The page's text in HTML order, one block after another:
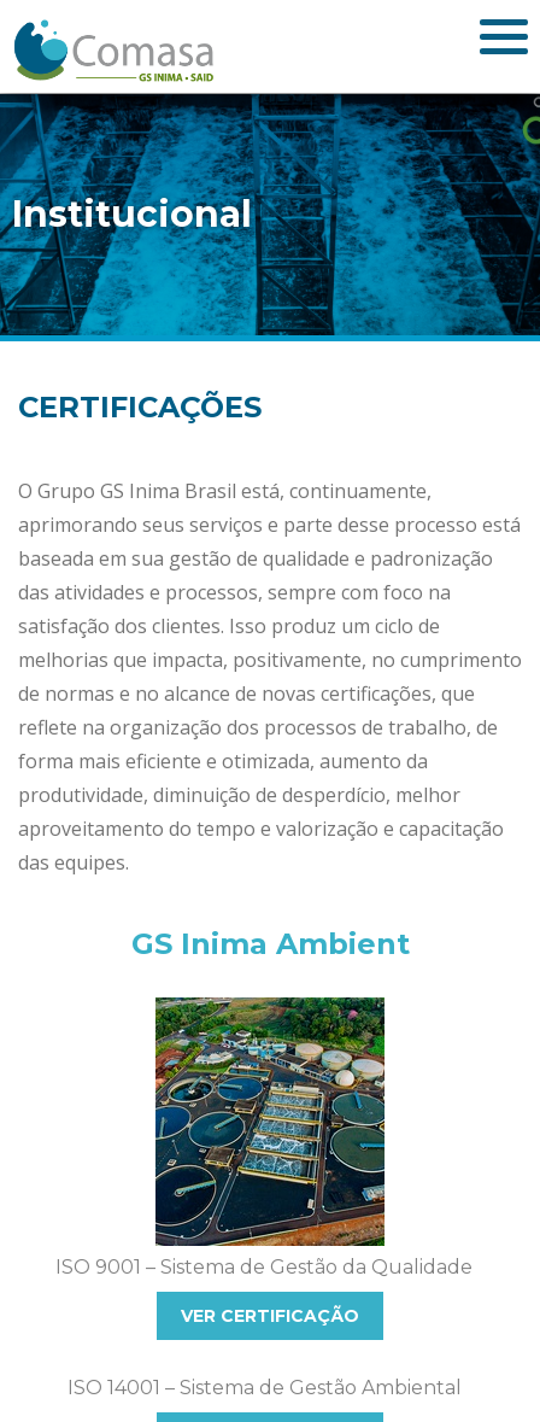
Institucional
CERTIFICAÇÕES
O Grupo GS Inima Brasil está, continuamente,
aprimorando seus serviços e parte desse processo está
baseada em sua gestão de qualidade e padronização
das atividades e processos, sempre com foco na
satisfação dos clientes. Isso produz um ciclo de
melhorias que impacta, positivamente, no cumprimento
de normas e no alcance de novas certificações, que
reflete na organização dos processos de trabalho, de
forma mais eficiente e otimizada, aumento da
produtividade, diminuição de desperdício, melhor
aproveitamento do tempo e valorização e capacitação
das equipes.
GS Inima Ambient
ISO 9001 – Sistema de Gestão da Qualidade
VER CERTIFICAÇÃO
ISO 14001 – Sistema de Gestão Ambiental